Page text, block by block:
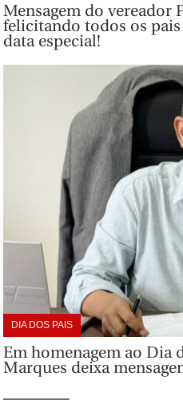
Mensagem do vereador
felicitando todos os
data especial!
DIA DOS PAIS
Em homenagem ao Dia
Marques deixa